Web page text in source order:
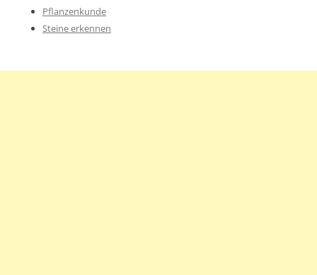
Pflanzenkunde
Steine erkennen